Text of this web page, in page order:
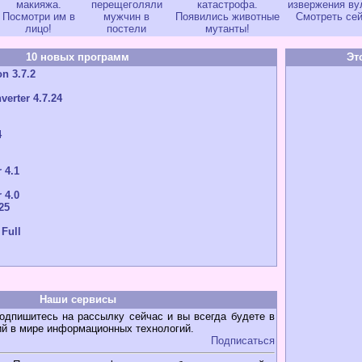
макияжа.
Посмотри им в
лицо!
перещеголяли
мужчин в
постели
катастрофа.
Появились животные
мутанты!
извержения
Смотреть
10 новых программ
3.7.2
4.7.24
4.1
4.0
Наши сервисы
на рассылку сейчас и вы всегда будете в
в мире информационных технологий.
Подписаться